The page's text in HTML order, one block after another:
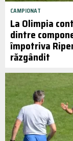
CAMPIONAT
La Olimpia
dintre
împotriva
răzgândit